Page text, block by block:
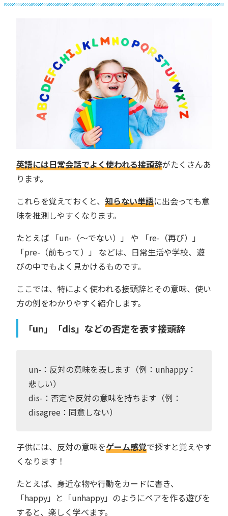
英語には日常会話でよく使われる接頭辞がたくさんあ
ります。
これらを覚えておくと、 知らない単語に出会っても意
味を推測しやすくなります。
たとえば 「un-（〜でない）」 や 「re-（再び）」
「pre-（前もって）」 などは、日常生活や学校、遊
びの中でもよく見かけるものです。
ここでは、特によく使われる接頭辞とその意味、使い
方の例をわかりやすく紹介します。
「un」「dis」などの否定を表す接頭辞
un-：反対の意味を表します（例：unhappy：
悲しい）
dis-：否定や反対の意味を持ちます（例：
disagree：同意しない）
子供には、反対の意味をゲーム感覚で探すと覚えやす
くなります！
たとえば、身近な物や行動をカードに書き、
「happy」と「unhappy」のようにペアを作る遊びを
すると、楽しく学べます。